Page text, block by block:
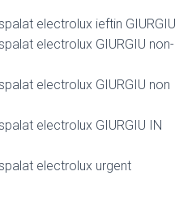
electrolux ieftin GIURGIU
electrolux GIURGIU non-
electrolux GIURGIU non
electrolux GIURGIU IN
electrolux urgent